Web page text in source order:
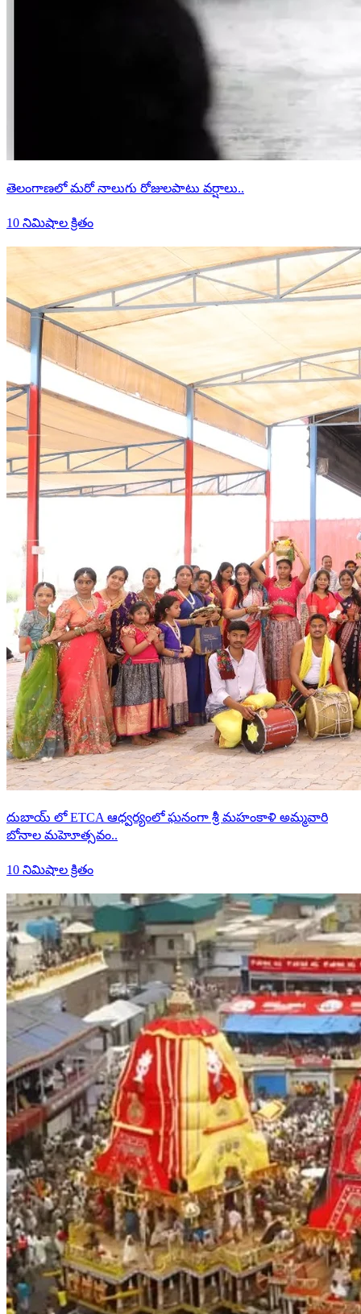
తెలంగాణలో మరో నాలుగు రోజులపాటు వర్షాలు..
10 నిమిషాల క్రితం
దుబాయ్ లో ETCA ఆధ్వర్యంలో ఘనంగా శ్రీ మహంకాళి అమ్మవారి
బోనాల మహెూత్సవం..
10 నిమిషాల క్రితం